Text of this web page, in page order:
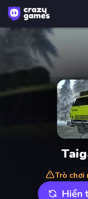
Trò chơi
Hiển